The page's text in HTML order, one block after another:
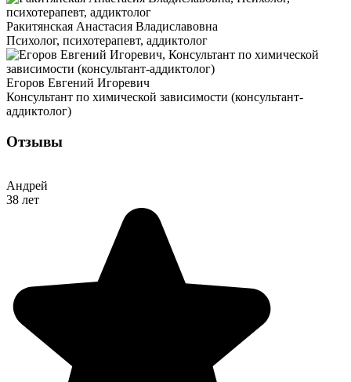
Ракитянская Анастасия Владиславовна
Психолог, психотерапевт, аддиктолог
Егоров Евгений Игоревич
Консультант по химической зависимости (консультант-
аддиктолог)
Отзывы
Андрей
38 лет